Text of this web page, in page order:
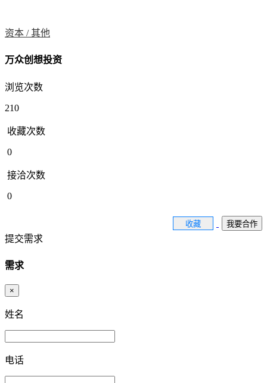
资本 /其他
万众创想投资
浏览次数
210
收藏次数
0
接洽次数
0
收藏 我要合作
提交需求
需求
×
姓名
电话